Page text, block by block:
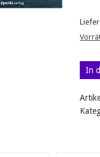
für
In